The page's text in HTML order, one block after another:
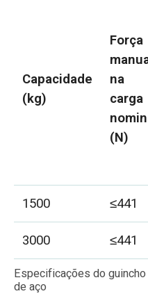
Capacidade
(kg)
Força
na
carga
(N)
1500 ≤441
3000
≤441
Especificações do
de aço